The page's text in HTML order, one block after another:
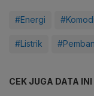
#Energi
#Listrik
CEK JUGA DATA INI